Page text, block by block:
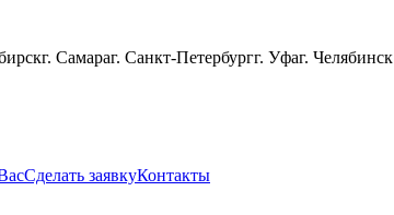
г. Самараг. Санкт-Петербургг. Уфаг. Челябинск
Сделать заявкуКонтакты